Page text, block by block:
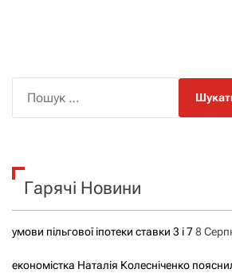
к
Гарячі Новини
умови пільгової іпотеки ставки 3 і 78
економістка Наталія Колесніченко